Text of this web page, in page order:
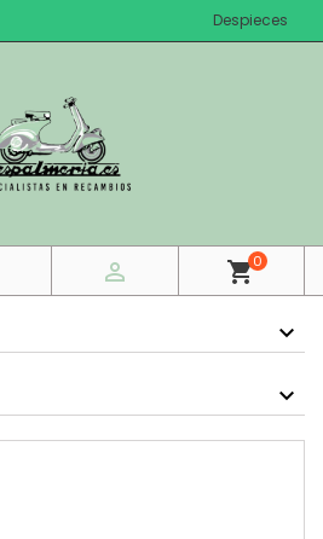
Despieces
 shopping_cart0